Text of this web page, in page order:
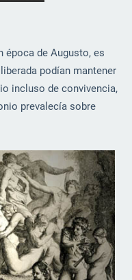
época de Augusto, es
podían mantener
incluso de convivencia,
prevalecía sobre